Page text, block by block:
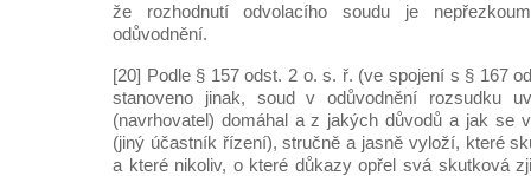
že rozhodnutí odvolacího soudu je
odůvodnění.
[20] Podle § 157 odst. 2 o. s. ř. (ve spojení s § 167
stanoveno jinak, soud v odůvodnění rozsudku
(navrhovatel) domáhal a z jakých důvodů a jak se
(jiný účastník řízení), stručně a jasně vyloží, které
a které nikoliv, o které důkazy opřel svá skutková